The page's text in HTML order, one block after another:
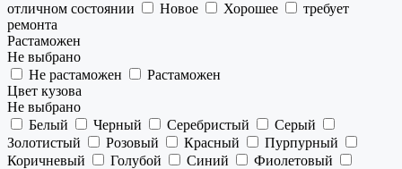
отличном состоянии
Новое Хорошее
требует
ремонта
Растаможен
Не выбрано
Не растаможен
Растаможен
Цвет кузова
Не выбрано
Белый
Черный Серебристый
Серый
Золотистый
Розовый Красный
Пурпурный
Коричневый
Голубой Синий
Фиолетовый